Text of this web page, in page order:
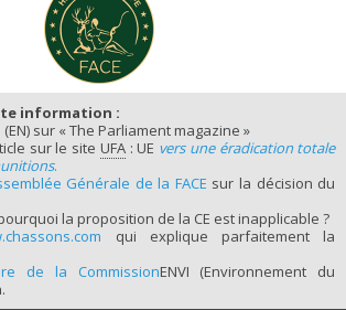
information :
(EN) sur « The Parliament magazine »
sur le site UFA: UE vers une éradication totale
.
Générale de la FACE sur la décision du
la proposition de la CE est inapplicable ?
qui explique parfaitement la
de la CommissionENVI (Environnement du